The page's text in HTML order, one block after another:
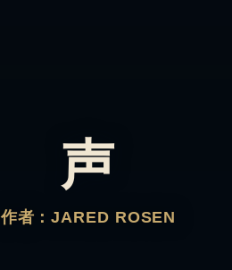
声
作者：JARED ROSEN